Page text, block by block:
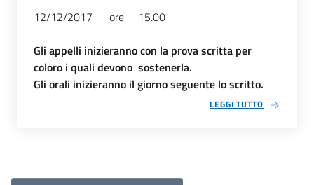
12/12/2017 ore 15.00
Gli appelli inizieranno con la prova scritta per
coloro i quali devono sostenerla.
Gli orali inizieranno il giorno seguente lo scritto.
LEGGI TUTTO